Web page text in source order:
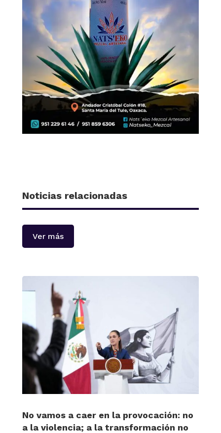
Noticias relacionadas
Ver más
No vamos a caer en la provocación: no
a la violencia; a la transformación no